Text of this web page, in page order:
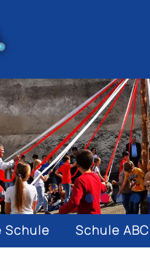
Schule Schule ABC